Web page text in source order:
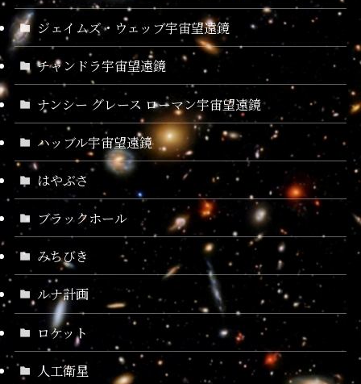
ジェイムズ・ウェッブ宇宙望遠鏡
チャンドラ宇宙望遠鏡
ナンシー グレース ローマン宇宙望遠鏡
ハッブル宇宙望遠鏡
はやぶさ
ブラックホール
みちびき
ルナ計画
ロケット
人工衛星